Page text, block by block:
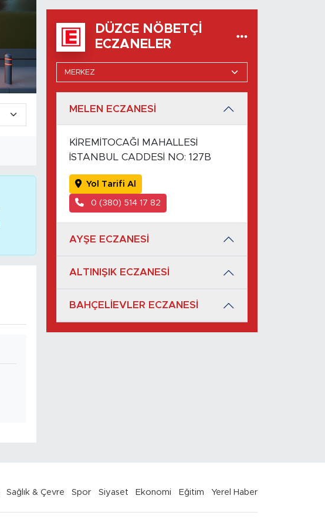
DÜZCE NÖBETÇI
ECZANELER
MELEN ECZANESİ
KİREMİTOCAĞI MAHALLESİ
İSTANBUL CADDESİ NO: 127B
Yol Tarifi Al
0 (380) 514 17 82
AYŞE ECZANESİ
ALTINIŞIK ECZANESİ
BAHÇELİEVLER ECZANESİ
Sağlık & Çevre Spor Siyaset Ekonomi Eğitim Yerel Haber